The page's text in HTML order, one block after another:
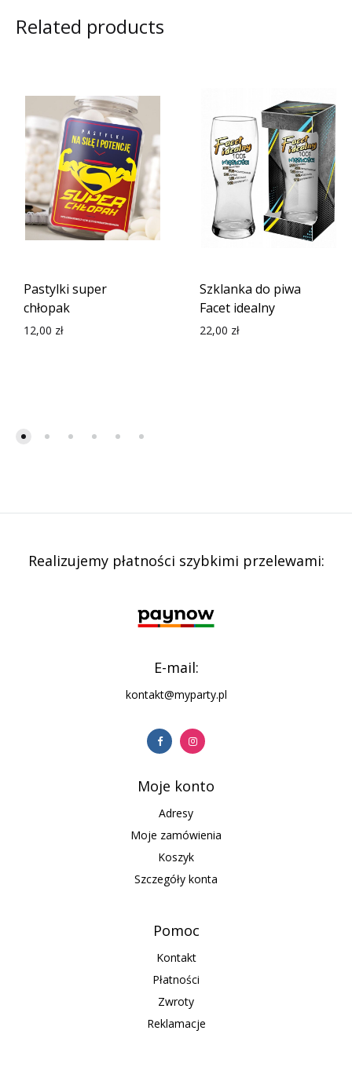
Related products
Pastylki super
chłopak
12,00 zł
Szklanka do piwa
Facet idealny
22,00 zł
Realizujemy płatności szybkimi przelewami:
E-mail:
kontakt@myparty.pl
Moje konto
Adresy
Moje zamówienia
Koszyk
Szczegóły konta
Pomoc
Kontakt
Płatności
Zwroty
Reklamacje